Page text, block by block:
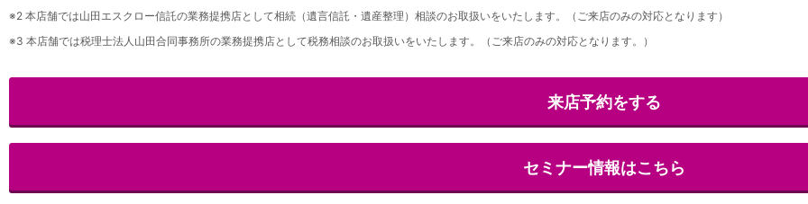
アプリ
イオン銀行アプリ TOP
AEON Pay
AEON Pay
※2 本店舗では山田エスクロー信託の業務提携店として相続（遺言信託・遺産整理）相談のお取扱いをいたします。（ご来店のみの対応となります）
※3 本店舗では税理士法人山田合同事務所の業務提携店として税務相談のお取扱いをいたします。（ご来店のみの対応となります。）
来店予約をする
セミナー情報はこちら